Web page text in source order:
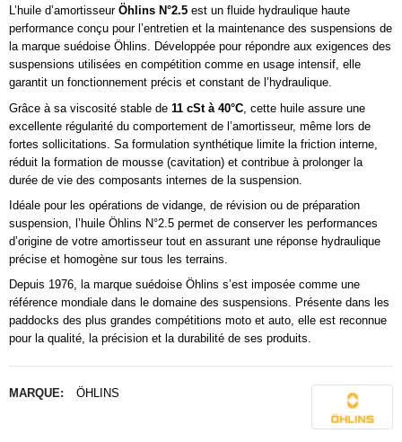
L’huile d’amortisseur Öhlins N°2.5 est un fluide hydraulique haute
performance conçu pour l’entretien et la maintenance des suspensions de
la marque suédoise Öhlins. Développée pour répondre aux exigences des
suspensions utilisées en compétition comme en usage intensif, elle
garantit un fonctionnement précis et constant de l’hydraulique.
Grâce à sa viscosité stable de 11 cSt à 40°C , cette huile assure une
excellente régularité du comportement de l’amortisseur, même lors de
fortes sollicitations. Sa formulation synthétique limite la friction interne,
réduit la formation de mousse (cavitation) et contribue à prolonger la
durée de vie des composants internes de la suspension.
Idéale pour les opérations de vidange, de révision ou de préparation
suspension, l’huile Öhlins N°2.5 permet de conserver les performances
d’origine de votre amortisseur tout en assurant une réponse hydraulique
précise et homogène sur tous les terrains.
Depuis 1976, la marque suédoise Öhlins s’est imposée comme une
référence mondiale dans le domaine des suspensions. Présente dans les
paddocks des plus grandes compétitions moto et auto, elle est reconnue
pour la qualité, la précision et la durabilité de ses produits.
MARQUE: ÖHLINS